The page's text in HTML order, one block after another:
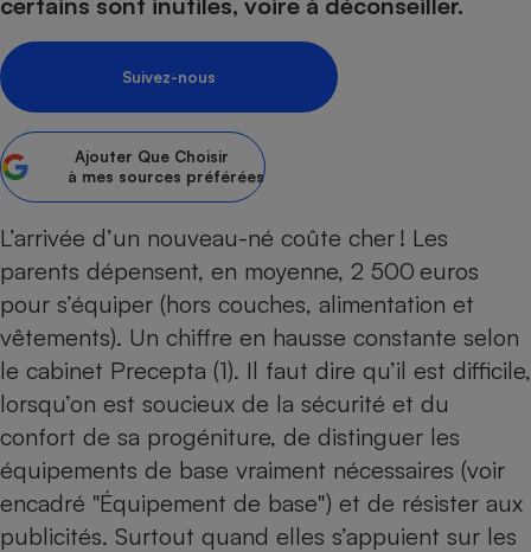
Suivez-nous
Ajouter Que Choisir
à mes sources préférées
L’arrivée d’un nouveau-né coûte cher ! Les
parents dépensent, en moyenne, 2 500 euros
pour s’équiper (hors couches, alimentation et
vêtements). Un chiffre en hausse constante selon
le cabinet Precepta (1). Il faut dire qu’il est difficile,
lorsqu’on est soucieux de la sécurité et du
confort de sa progéniture, de distinguer les
équipements de base vraiment nécessaires (voir
encadré "Équipement de base") et de résister aux
publicités. Surtout quand elles s’appuient sur les
Sécurité - Hygiène
Supermarché - Drive
Assurance
Banque - Crédit
Epargne - Fiscalité
Mutuelle
Circulation routière
Contrôle technique -
Pièce détachée
Comparateur auto
Comparatif climatiseur
Comparatif aspirateur
Comparatif aspirateur
Comparatif cafetière
Comparatif robot cuiseur
Comparatif centrale
Gros électroménager
Électricité - Gaz
Comparatif ordinateur
Comparatif ultrabook
Comparatif tablette
Image et son
Informatique
Internet
Téléphonie
Crédit immobilier
Aménagement
Bricolage - Jardinage
Chauffage
Produit d'entretien
Sécurité domestique
Hygiène - Beauté
Maladie - Médecine -
Système de santé -
Maison de retraite
Retraite
Choisir son fioul
Choisir son pellet
Comparateur assurance emprunteur
Energie Moins Chère Ensemble
Tous les comparateurs
Toutes les cartes interactives
Speedtest - Testez le débit de votre
connexion Internet